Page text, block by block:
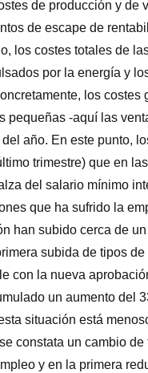
de producción y de
de escape de
los costes totales de
por la energía y
los
pequeñas -aquí las
año. En este punto,
trimestre) que en
del salario mínimo
que ha sufrido la
han subido cerca de
subida de tipos
con la nueva
un aumento del
situación está
constata un cambio
y en la primera